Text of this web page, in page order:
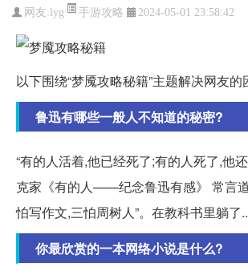
网友:lyg 手游攻略 2024-05-01 23:58:42
以下围绕“梦魇攻略秘籍”主题解决网友的
鲁迅有哪些一般人不知道的秘密?
“有的人活着,他已经死了;有的人死了,他
克家《有的人——纪念鲁迅有感》 常言
怕写作文,三怕周树人”。在教科书里躺了...
你最欣赏的一本网络小说是什么?